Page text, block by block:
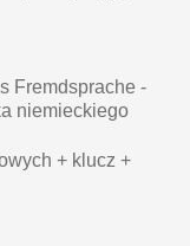
Fremdsprache -
niemieckiego
+ klucz +